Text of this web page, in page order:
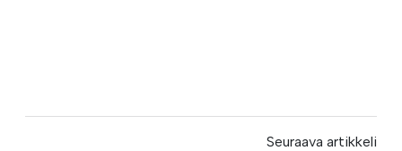
Seuraava artikkeli